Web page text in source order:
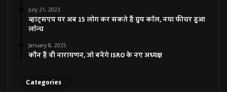
July 21, 2023
व्हाट्सएप पर अब 15 लोग कर सकते हैं ग्रुप कॉल, नया फीचर हुआ
लॉन्च
January 8, 2025
कौन हैं वी नारायणन, जो बनेंगे ISRO के नए अध्यक्ष
Categories